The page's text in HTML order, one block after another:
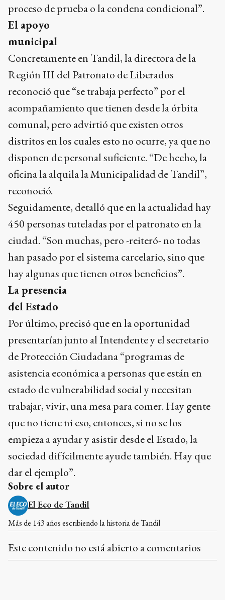
proceso de prueba o la condena condicional”.
El apoyo
municipal
Concretamente en Tandil, la directora de la
Región III del Patronato de Liberados
reconoció que “se trabaja perfecto” por el
acompañamiento que tienen desde la órbita
comunal, pero advirtió que existen otros
distritos en los cuales esto no ocurre, ya que no
disponen de personal suficiente. “De hecho, la
oficina la alquila la Municipalidad de Tandil”,
reconoció.
Seguidamente, detalló que en la actualidad hay
450 personas tuteladas por el patronato en la
ciudad. “Son muchas, pero -reiteró- no todas
han pasado por el sistema carcelario, sino que
hay algunas que tienen otros beneficios”.
La presencia
del Estado
Por último, precisó que en la oportunidad
presentarían junto al Intendente y el secretario
de Protección Ciudadana “programas de
asistencia económica a personas que están en
estado de vulnerabilidad social y necesitan
trabajar, vivir, una mesa para comer. Hay gente
que no tiene ni eso, entonces, si no se los
empieza a ayudar y asistir desde el Estado, la
sociedad difícilmente ayude también. Hay que
dar el ejemplo”.
Sobre el autor
El Eco de Tandil
Más de 143 años escribiendo la historia de Tandil
Este contenido no está abierto a comentarios